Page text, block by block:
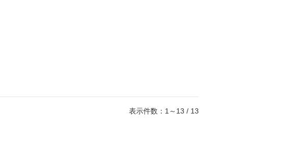
表示件数：1～13 / 13